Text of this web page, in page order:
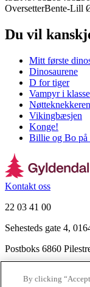
OversetterBente-Lill
Du vil
Mitt første
Dinosaurene
D for tiger
Vampyr i
Vikingbæsjen
Konge!
Billie og Bo på
Kontakt oss
22 03 41 00
Sehesteds gate 4,
Postboks 6860
By clicking